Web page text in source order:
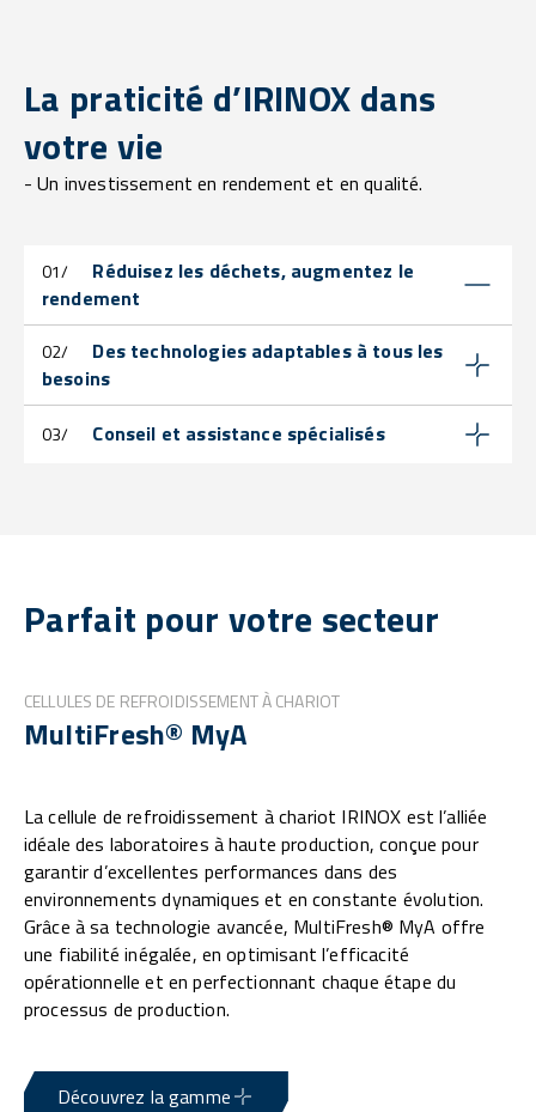
La praticité d’IRINOX dans
votre vie
- Un investissement en rendement et en qualité.
01/
Réduisez les déchets, augmentez le
rendement
02/
Des technologies adaptables à tous les
besoins
03/ Conseil et assistance spécialisés
Parfait pour votre secteur
CELLULES DE REFROIDISSEMENT À CHARIOT
MultiFresh® MyA
La cellule de refroidissement à chariot IRINOX est l’alliée
idéale des laboratoires à haute production, conçue pour
garantir d’excellentes performances dans des
environnements dynamiques et en constante évolution.
Grâce à sa technologie avancée, MultiFresh® MyA offre
une fiabilité inégalée, en optimisant l’efficacité
opérationnelle et en perfectionnant chaque étape du
processus de production.
Découvrez la gamme